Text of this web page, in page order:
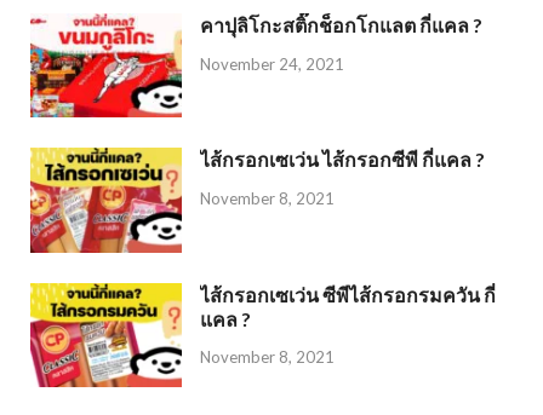
คาปุลิโกะสติ๊กช็อกโกแลต กี่แคล ?
November 24, 2021
ไส้กรอกเซเว่น ไส้กรอกซีพี กี่แคล ?
November 8, 2021
ไส้กรอกเซเว่น ซีพีไส้กรอกรมควัน กี่
แคล ?
November 8, 2021